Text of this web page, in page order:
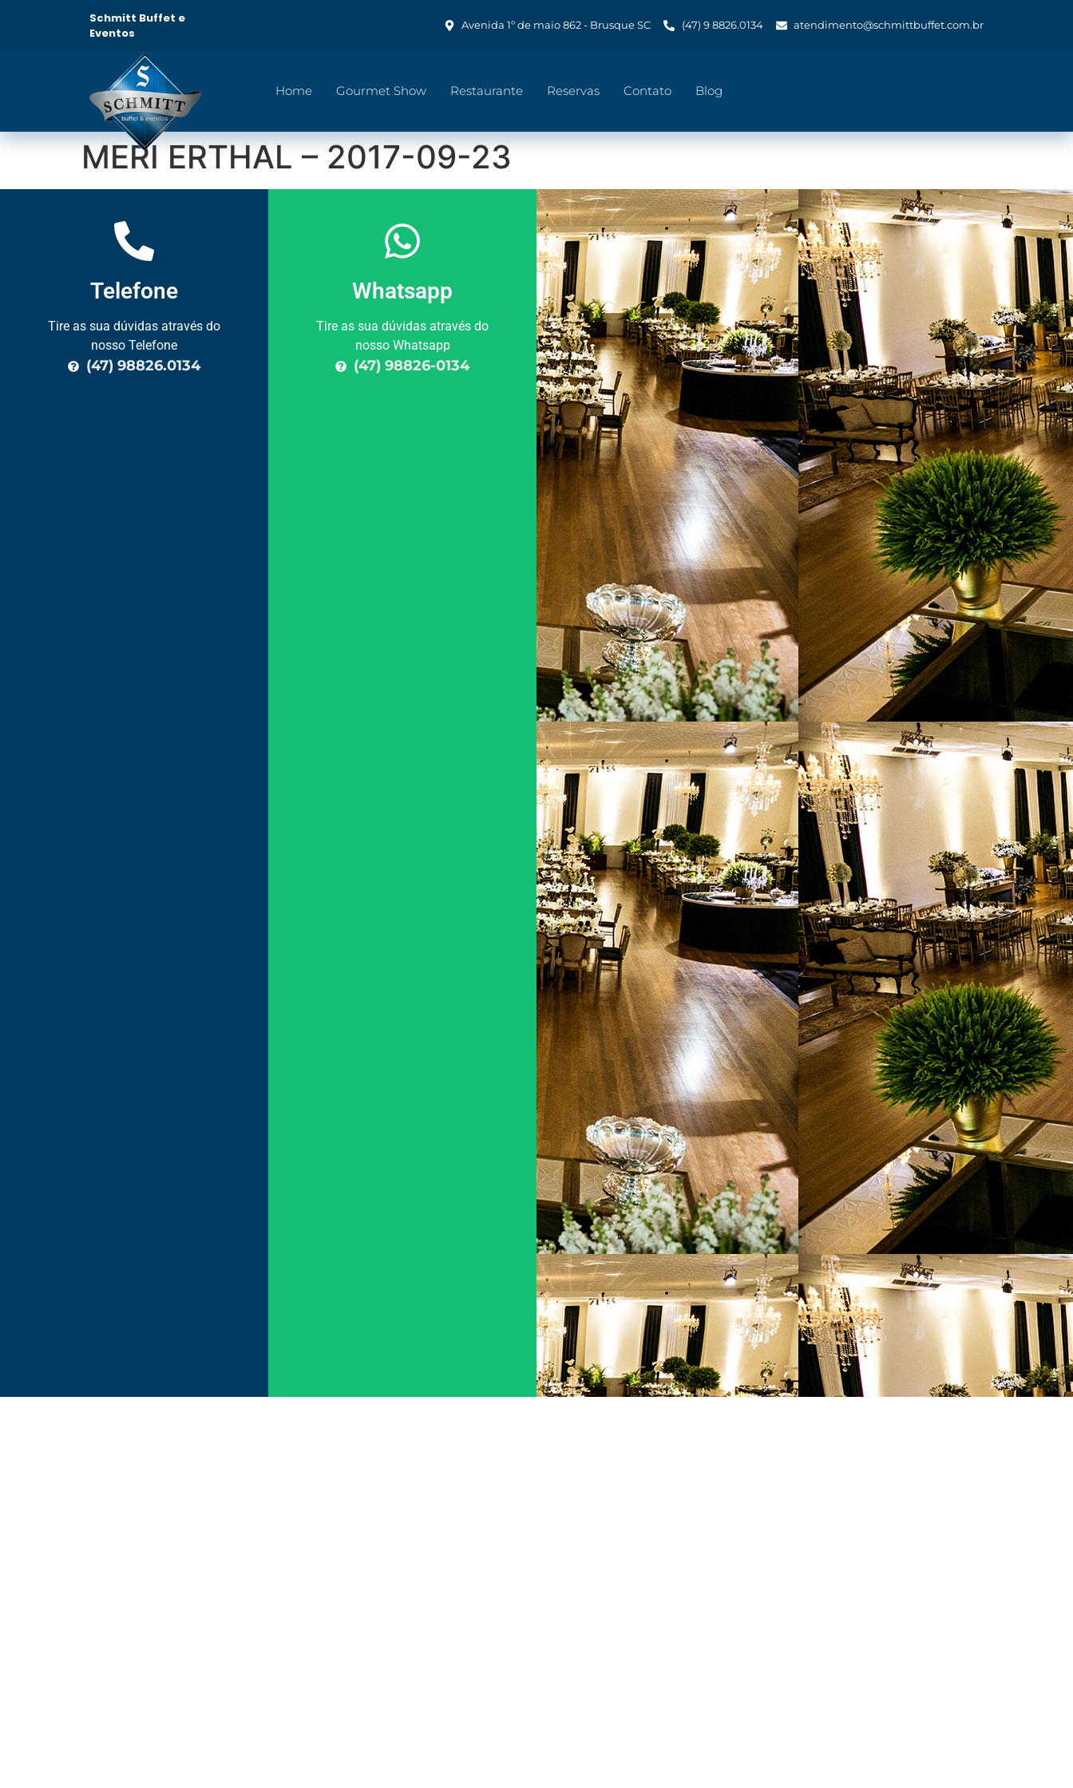
Schmitt Buffet e
Eventos
Avenida 1º de maio 862 - Brusque SC (47) 9 8826.0134 atendimento@schmittbuffet.com.br
Home Gourmet Show Restaurante Reservas Contato Blog
MERI ERTHAL – 2017-09-23
Telefone
Tire as sua dúvidas através do
nosso Telefone
(47) 98826.0134
Whatsapp
Tire as sua dúvidas através do
nosso Whatsapp
(47) 98826-0134